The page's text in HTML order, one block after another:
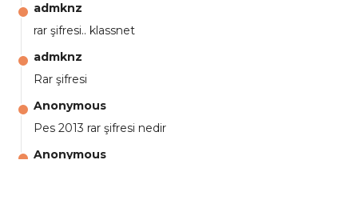
admknz
rar şifresi.. klassnet
admknz
Rar şifresi
Anonymous
Pes 2013 rar şifresi nedir
Anonymous